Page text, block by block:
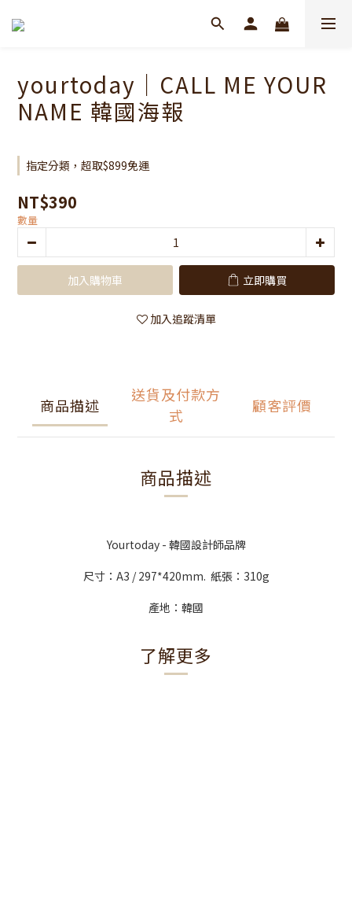
yourtoday｜CALL ME YOUR
NAME 韓國海報
指定分類，超取$899免運
NT$390
數量
加入購物車 立即購買
加入追蹤清單
商品描述
送貨及付款方
式
顧客評價
商品描述
Yourtoday - 韓國設計師品牌
尺寸：A3 / 297*420mm. 紙張：310g
產地：韓國
了解更多